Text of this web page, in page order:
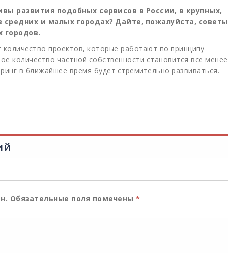
развития подобных сервисов в России, в крупных,
и малых городах? Дайте, пожалуйста, советы
городов.
проектов, которые работают по принципу
количество частной собственности становится все менее
в ближайшее время будет стремительно развиваться.
Обязательные поля помечены *